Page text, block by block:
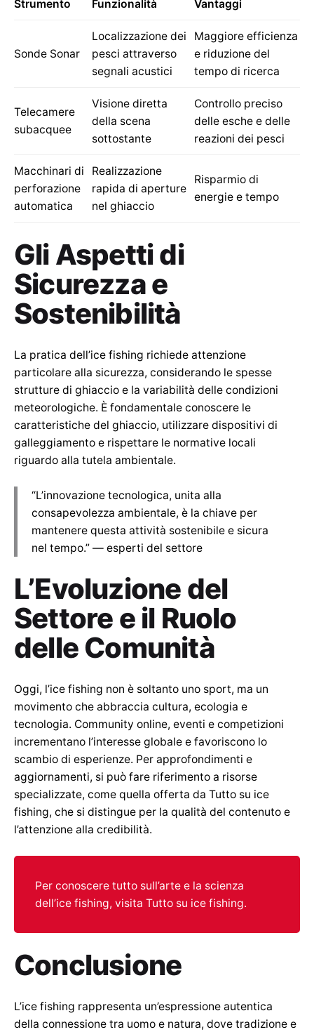
Strumento Funzionalità Vantaggi
Sonde Sonar
Localizzazione dei
pesci attraverso
segnali acustici
Maggiore efficienza
e riduzione del
tempo di ricerca
Telecamere
subacquee
Visione diretta
della scena
sottostante
Controllo preciso
delle esche e delle
reazioni dei pesci
Macchinari di
perforazione
automatica
Realizzazione
rapida di aperture
nel ghiaccio
Risparmio di
energie e tempo
Gli Aspetti di
Sicurezza e
Sostenibilità
La pratica dell’ice fishing richiede attenzione
particolare alla sicurezza, considerando le spesse
strutture di ghiaccio e la variabilità delle condizioni
meteorologiche. È fondamentale conoscere le
caratteristiche del ghiaccio, utilizzare dispositivi di
galleggiamento e rispettare le normative locali
riguardo alla tutela ambientale.
“L’innovazione tecnologica, unita alla
consapevolezza ambientale, è la chiave per
mantenere questa attività sostenibile e sicura
nel tempo.” — esperti del settore
L’Evoluzione del
Settore e il Ruolo
delle Comunità
Oggi, l’ice fishing non è soltanto uno sport, ma un
movimento che abbraccia cultura, ecologia e
tecnologia. Community online, eventi e competizioni
incrementano l’interesse globale e favoriscono lo
scambio di esperienze. Per approfondimenti e
aggiornamenti, si può fare riferimento a risorse
specializzate, come quella offerta da Tutto su ice
fishing, che si distingue per la qualità del contenuto e
l’attenzione alla credibilità.
Per conoscere tutto sull’arte e la scienza
dell’ice fishing, visita Tutto su ice fishing.
Conclusione
L’ice fishing rappresenta un’espressione autentica
della connessione tra uomo e natura, dove tradizione e